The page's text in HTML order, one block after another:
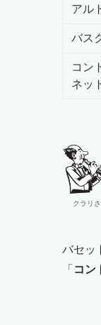
アル
バス
コン
ネッ
クラリさ
バセッ
「 コン